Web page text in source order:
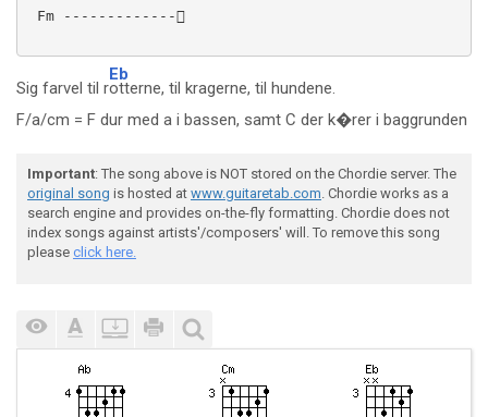
Fm -------------
Sig farvel til r
Eb
otterne, til kragerne, til hundene.
F/a/cm = F dur med a i bassen, samt C der k�rer i baggrunden
Important: The song above is NOT stored on the Chordie server. The
original song is hosted at www.guitaretab.com. Chordie works as a
search engine and provides on-the-fly formatting. Chordie does not
index songs against artists'/composers' will. To remove this song
please click here.